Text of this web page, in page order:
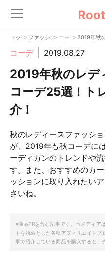
トップ
> ファッション
> コーデ
> 2019年秋
コーデ 2019.08.27
2019年秋のレデ
コーデ25選！ト
介！
秋のレディースファッシ
が、2019年も秋コーデに
ーディガンのトレンドや
す。また、おすすめのカ
ッションに取り入れたい
さいね。
※商品PRを含む記事です。当メディア
トを始めとした各種アフィリエイト
事で紹介している商品を購入すると、